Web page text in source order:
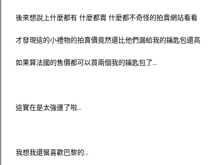
後來想說上什麼都有 什麼都賣 什麼都不奇怪的拍賣網站看看
才發現這的小禮物的拍賣價竟然還比他們漏給我的鑰匙包還高
如果算法國的售價都可以買兩個我的鑰匙包了...
這實在是太強運了啦...
我想我還蠻喜歡巴黎的...